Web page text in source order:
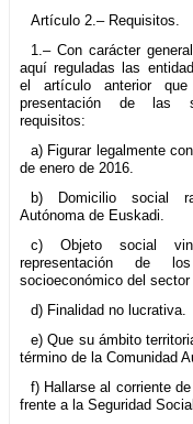
Artículo 2.– Requisitos.
1.– Con carácter
aquí reguladas las
el artículo anterior
presentación de las
requisitos:
a) Figurar legalmente
de enero de 2016.
b) Domicilio social
Autónoma de Euskadi.
c) Objeto social
representación de
socioeconómico del sector
d) Finalidad no lucrativa.
e) Que su ámbito
término de la Comunidad
f) Hallarse al corriente
frente a la Seguridad Social.